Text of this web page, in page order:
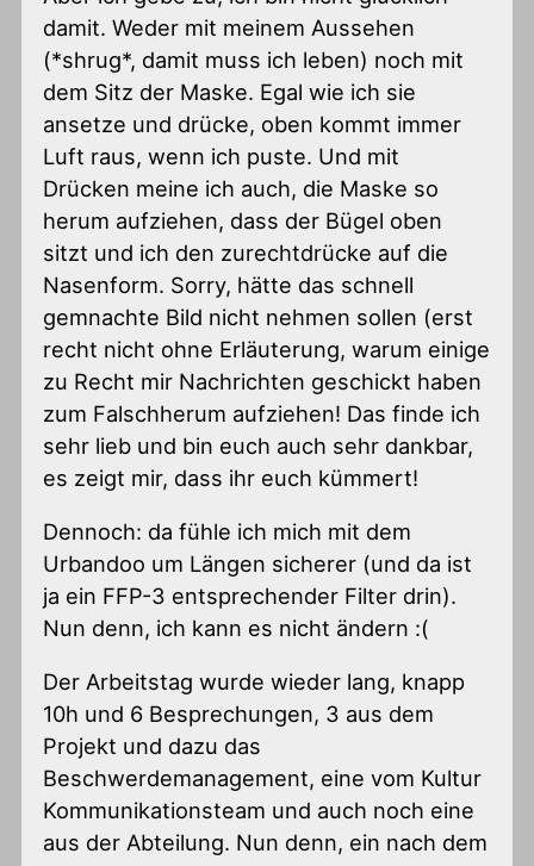
damit. Weder mit meinem Aussehen
(*shrug*, damit muss ich leben) noch mit
dem Sitz der Maske. Egal wie ich sie
ansetze und drücke, oben kommt immer
Luft raus, wenn ich puste. Und mit
Drücken meine ich auch, die Maske so
herum aufziehen, dass der Bügel oben
sitzt und ich den zurechtdrücke auf die
Nasenform. Sorry, hätte das schnell
gemnachte Bild nicht nehmen sollen (erst
recht nicht ohne Erläuterung, warum einige
zu Recht mir Nachrichten geschickt haben
zum Falschherum aufziehen! Das finde ich
sehr lieb und bin euch auch sehr dankbar,
es zeigt mir, dass ihr euch kümmert!
Dennoch: da fühle ich mich mit dem
Urbandoo um Längen sicherer (und da ist
ja ein FFP-3 entsprechender Filter drin).
Nun denn, ich kann es nicht ändern :(
Der Arbeitstag wurde wieder lang, knapp
10h und 6 Besprechungen, 3 aus dem
Projekt und dazu das
Beschwerdemanagement, eine vom Kultur
Kommunikationsteam und auch noch eine
aus der Abteilung. Nun denn, ein nach dem